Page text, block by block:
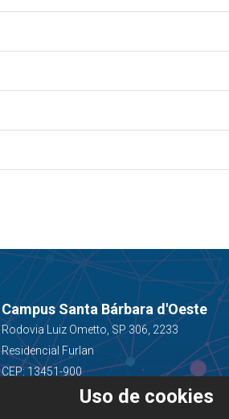
Campus Santa Bárbara d'Oeste
Rodovia Luiz Ometto, SP 306, 2233
Residencial Furlan
CEP: 13451-900
Uso de cookies